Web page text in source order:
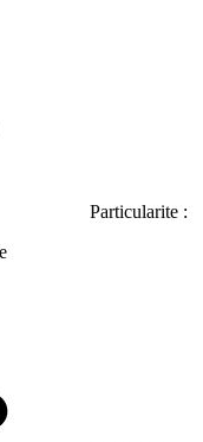
Particularite :